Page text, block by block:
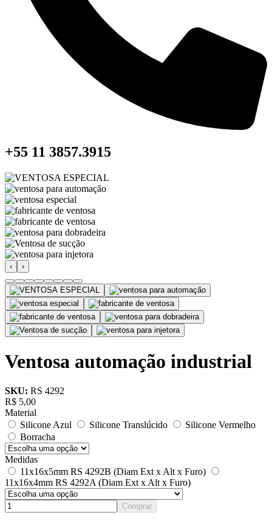
+55 11 3857.3915
‹ ›
Ventosa automação industrial
SKU: RS 4292
R$ 5,00
Material
Silicone Azul
Silicone Translúcido
Silicone Vermelho
Borracha
Medidas
11x16x5mm RS 4292B (Diam Ext x Alt x Furo)
11x16x4mm RS 4292A (Diam Ext x Alt x Furo)
Comprar